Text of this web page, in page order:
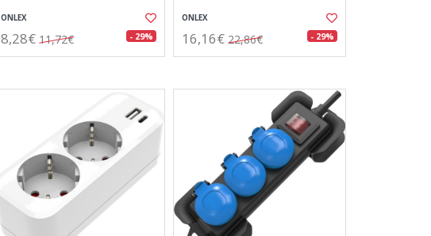
ONLEX
8,28€ 11,72€ - 29%
ONLEX
16,16€ 22,86€ - 29%